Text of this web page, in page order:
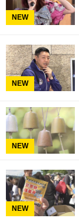
NEW
NEW
NEW
NEW